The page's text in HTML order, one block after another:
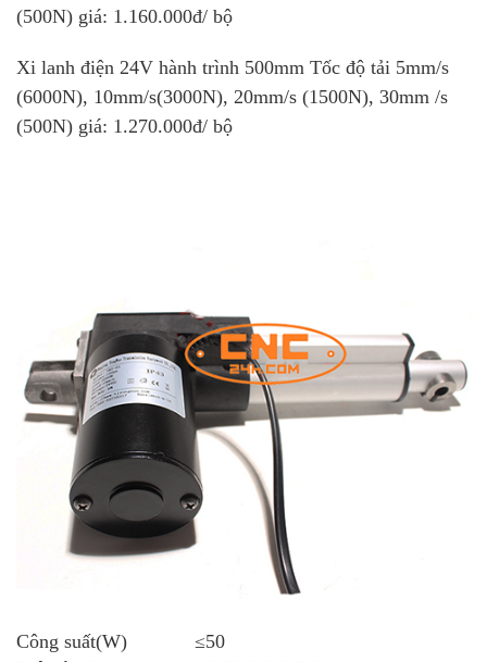
(500N) giá: 1.160.000đ/ bộ
Xi lanh điện 24V hành trình 500mm Tốc độ tải 5mm/s
(6000N), 10mm/s(3000N), 20mm/s (1500N), 30mm /s
(500N) giá: 1.270.000đ/ bộ
Công suất(W) ≤50